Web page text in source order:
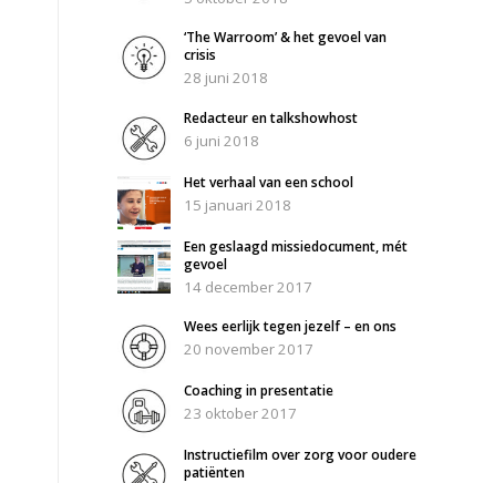
‘The Warroom’ & het gevoel van
crisis
28 juni 2018
Redacteur en talkshowhost
6 juni 2018
Het verhaal van een school
15 januari 2018
Een geslaagd missiedocument, mét
gevoel
14 december 2017
Wees eerlijk tegen jezelf – en ons
20 november 2017
Coaching in presentatie
23 oktober 2017
Instructiefilm over zorg voor oudere
patiënten